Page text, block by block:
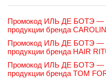
Промокод ИЛЬ ДЕ БОТЭ —
продукции бренда
Промокод ИЛЬ ДЕ БОТЭ —
продукции бренда HAIR
Промокод ИЛЬ ДЕ БОТЭ —
продукции бренда TOM